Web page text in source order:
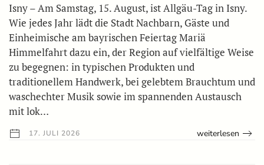
Isny – Am Samstag, 15. August, ist Allgäu-Tag in Isny.
Wie jedes Jahr lädt die Stadt Nachbarn, Gäste und
Einheimische am bayrischen Feiertag Mariä
Himmelfahrt dazu ein, der Region auf vielfältige Weise
zu begegnen: in typischen Produkten und
traditionellem Handwerk, bei gelebtem Brauchtum und
waschechter Musik sowie im spannenden Austausch
mit lok…
17. JULI 2026 weiterlesen